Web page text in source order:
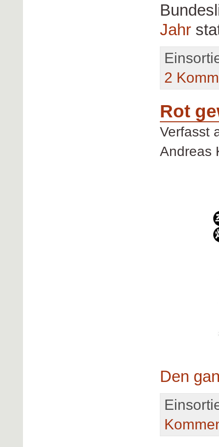
Jahr
2
Rot
Verfasst
Andreas
Den